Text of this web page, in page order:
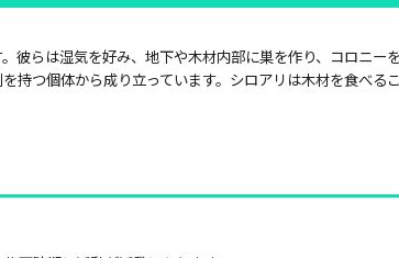
彼らは湿気を好み、地下や木材内部に巣を作り、コロニー
持つ個体から成り立っています。シロアリは木材を食べる